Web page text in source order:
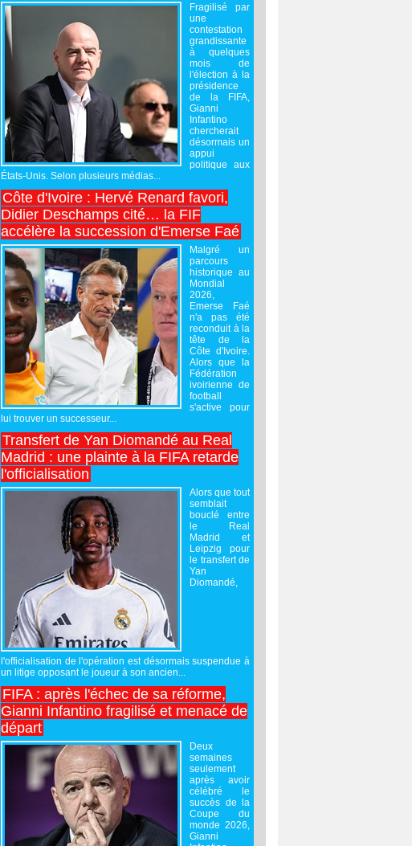
Fragilisé par
une
contestation
grandissante
à quelques
mois de
l'élection à la
présidence
de la FIFA,
Gianni
Infantino
chercherait
désormais un
appui
politique aux
États-Unis. Selon plusieurs médias...
Côte d'Ivoire : Hervé Renard favori,
Didier Deschamps cité… la FIF
accélère la succession d'Emerse Faé
Malgré un
parcours
historique au
Mondial
2026,
Emerse Faé
n'a pas été
reconduit à la
tête de la
Côte d'Ivoire.
Alors que la
Fédération
ivoirienne de
football
s'active pour
lui trouver un successeur...
Transfert de Yan Diomandé au Real
Madrid : une plainte à la FIFA retarde
l'officialisation
Alors que tout
semblait
bouclé entre
le Real
Madrid et
Leipzig pour
le transfert de
Yan
Diomandé,
l'officialisation de l'opération est désormais suspendue à
un litige opposant le joueur à son ancien...
FIFA : après l'échec de sa réforme,
Gianni Infantino fragilisé et menacé de
départ
Deux
semaines
seulement
après avoir
célébré le
succès de la
Coupe du
monde 2026,
Gianni